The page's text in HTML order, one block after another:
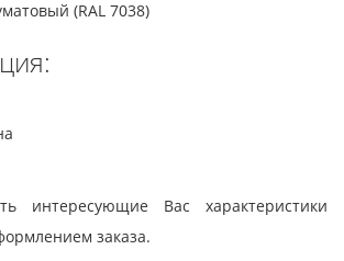
(RAL 7038)
интересующие Вас характеристики
заказа.